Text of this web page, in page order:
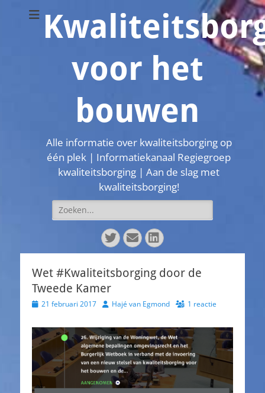
voor het
bouwen
Alle informatie over kwaliteitsborging op
één plek | Informatiekanaal Regiegroep
kwaliteitsborging | Aan de slag met
kwaliteitsborging!
Zoeken
naar:
Twitter
E-
mail
LinkedIn
Wet #Kwaliteitsborging door de
Tweede Kamer
Geplaatst
21 februari 2017 AuteurHajé van Egmond 1 reactie